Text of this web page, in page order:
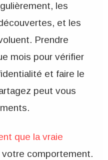
les
et les
Prendre
mois pour vérifier
et faire le
peut vous
que la vraie
comportement.